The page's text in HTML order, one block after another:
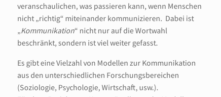
veranschaulichen, was passieren kann, wenn Menschen
nicht „richtig“ miteinander kommunizieren. Dabei ist
„Kommunikation“ nicht nur auf die Wortwahl
beschränkt, sondern ist viel weiter gefasst.
Es gibt eine Vielzahl von Modellen zur Kommunikation
aus den unterschiedlichen Forschungsbereichen
(Soziologie, Psychologie, Wirtschaft, usw.).